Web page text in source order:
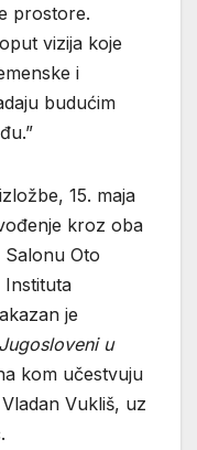
prostore.
vizija koje
i
budućim
15. maja
kroz oba
Oto
Instituta
je
u
kom učestvuju
Vukliš, uz